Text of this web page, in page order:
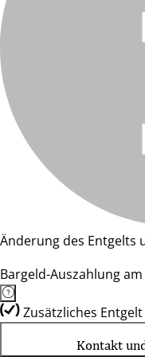
Änderung des Entgelts
Bargeld-Auszahlung
Zusätzliches
Kontakt